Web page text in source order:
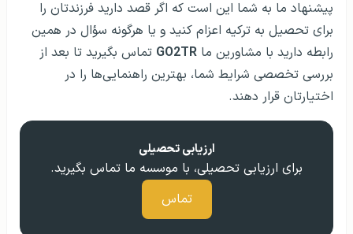
پیشنهاد ما به شما این است که اگر قصد دارید فرزندتان را
برای تحصیل به ترکیه اعزام کنید و یا هرگونه سؤال در همین
رابطه دارید با مشاورین ما GO2TR تماس بگیرید تا بعد از
بررسی تخصصی شرایط شما، بهترین راهنمایی‌ها را در
اختیارتان قرار دهند.
ارزیابی تحصیلی
برای ارزیابی تحصیلی، با موسسه ما تماس بگیرید.
تماس